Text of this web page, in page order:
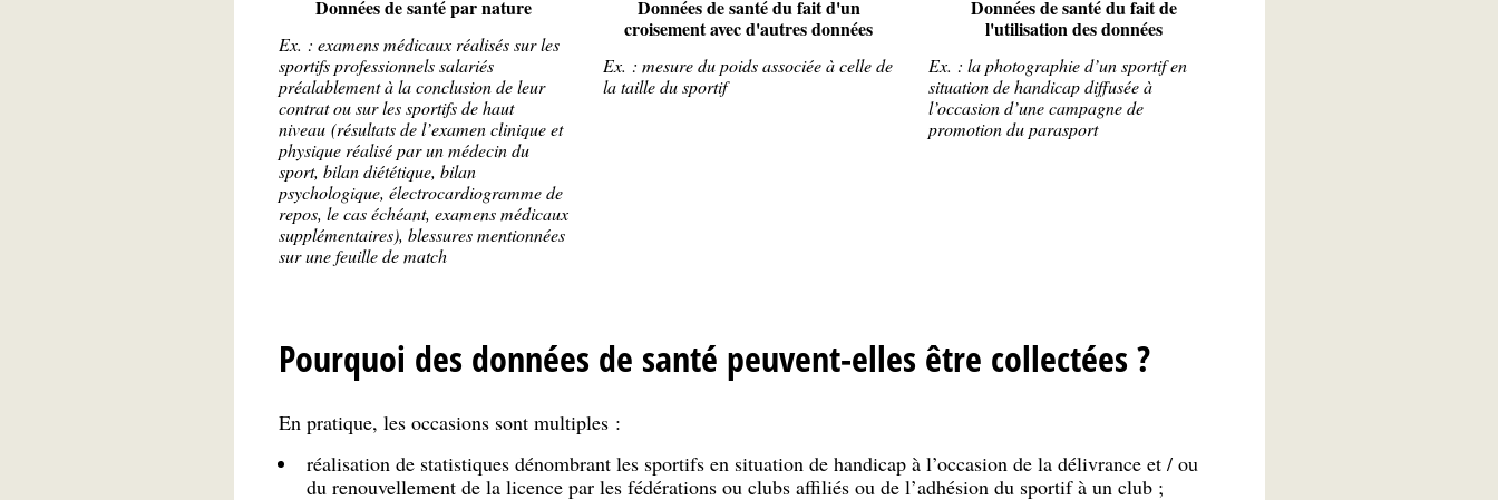
Données de santé par nature
Ex. : examens médicaux réalisés sur les
sportifs professionnels salariés
préalablement à la conclusion de leur
contrat ou sur les sportifs de haut
niveau (résultats de l’examen clinique et
physique réalisé par un médecin du
sport, bilan diététique, bilan
psychologique, électrocardiogramme de
repos, le cas échéant, examens médicaux
supplémentaires), blessures mentionnées
sur une feuille de match
Données de santé du fait d'un
croisement avec d'autres données
Ex. : mesure du poids associée à celle de
la taille du sportif
Données de santé du fait de
l'utilisation des données
Ex. : la photographie d’un sportif en
situation de handicap diffusée à
l’occasion d’une campagne de
promotion du parasport
Pourquoi des données de santé peuvent-elles être collectées ?
En pratique, les occasions sont multiples :
réalisation de statistiques dénombrant les sportifs en situation de handicap à l’occasion de la délivrance et / ou
du renouvellement de la licence par les fédérations ou clubs affiliés ou de l’adhésion du sportif à un club ;